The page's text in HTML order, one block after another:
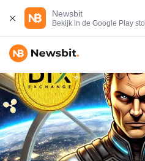
Newsbit
Bekijk in de Google Play